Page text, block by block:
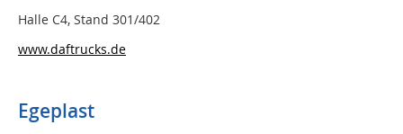
Halle C4, Stand 301/402
www.daftrucks.de
Egeplast